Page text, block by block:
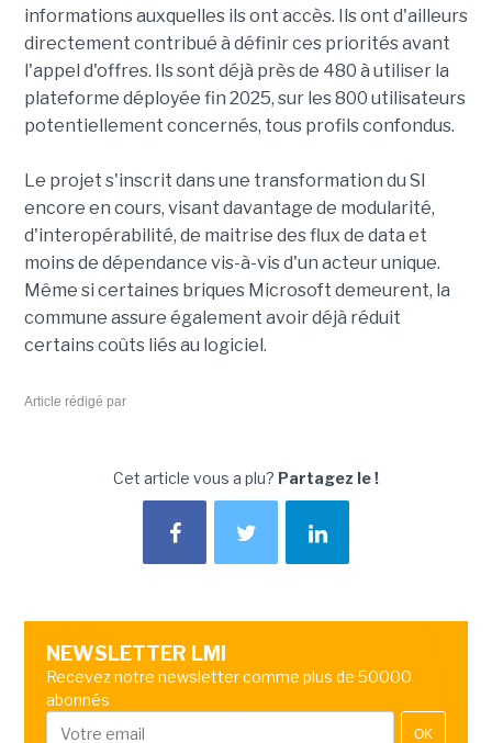
informations auxquelles ils ont accès. Ils ont d'ailleurs
directement contribué à définir ces priorités avant
l'appel d'offres. Ils sont déjà près de 480 à utiliser la
plateforme déployée fin 2025, sur les 800 utilisateurs
potentiellement concernés, tous profils confondus.
Le projet s'inscrit dans une transformation du SI
encore en cours, visant davantage de modularité,
d'interopérabilité, de maitrise des flux de data et
moins de dépendance vis-à-vis d'un acteur unique.
Même si certaines briques Microsoft demeurent, la
commune assure également avoir déjà réduit
certains coûts liés au logiciel.
Article rédigé par
Cet article vous a plu? Partagez le !
NEWSLETTER LMI
Recevez notre newsletter comme plus de 50000
abonnés
OK